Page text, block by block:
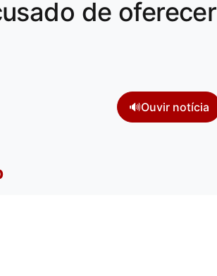
de oferecer
🔊Ouvir notícia